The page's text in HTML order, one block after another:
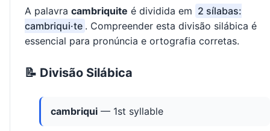
A palavra cambriquite é dividida em 2 sílabas:
cambriqui·te . Compreender esta divisão silábica é
essencial para pronúncia e ortografia corretas.
📝 Divisão Silábica
cambriqui — 1st syllable